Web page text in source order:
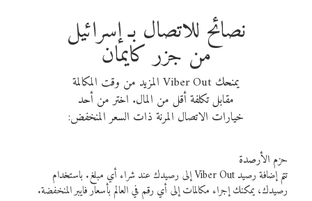
نصائح للاتصال بـ إسرائيل
من جزر كايمان
يمنحك Viber Out المزيد من وقت المكالمة
مقابل تكلفة أقل من المال. اختر من أحد
خيارات الاتصال المرنة ذات السعر المنخفض:
حزم الأرصدة
تتم إضافة رصيد Viber Out إلى رصيدك عند شراء أي مبلغ. باستخدام
رصيدك، يمكنك إجراء مكالمات إلى أي رقم في العالم بأسعار فايبر المنخفضة.